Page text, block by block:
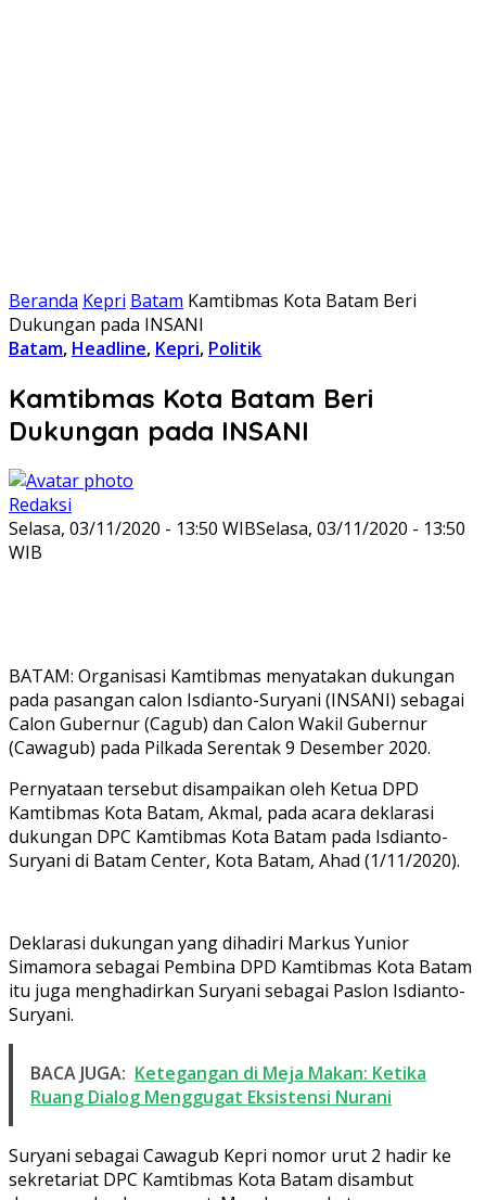
Beranda Kepri Batam Kamtibmas Kota Batam Beri
Dukungan pada INSANI
Batam, Headline, Kepri, Politik
Kamtibmas Kota Batam Beri
Dukungan pada INSANI
Redaksi
Selasa, 03/11/2020 - 13:50 WIBSelasa, 03/11/2020 - 13:50
WIB
BATAM: Organisasi Kamtibmas menyatakan dukungan
pada pasangan calon Isdianto-Suryani (INSANI) sebagai
Calon Gubernur (Cagub) dan Calon Wakil Gubernur
(Cawagub) pada Pilkada Serentak 9 Desember 2020.
Pernyataan tersebut disampaikan oleh Ketua DPD
Kamtibmas Kota Batam, Akmal, pada acara deklarasi
dukungan DPC Kamtibmas Kota Batam pada Isdianto-
Suryani di Batam Center, Kota Batam, Ahad (1/11/2020).
Deklarasi dukungan yang dihadiri Markus Yunior
Simamora sebagai Pembina DPD Kamtibmas Kota Batam
itu juga menghadirkan Suryani sebagai Paslon Isdianto-
Suryani.
BACA JUGA: Ketegangan di Meja Makan: Ketika
Ruang Dialog Menggugat Eksistensi Nurani
Suryani sebagai Cawagub Kepri nomor urut 2 hadir ke
sekretariat DPC Kamtibmas Kota Batam disambut